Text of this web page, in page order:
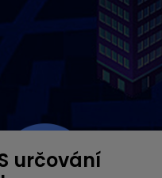
určování